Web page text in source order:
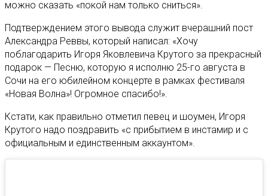
можно сказать «покой нам только сниться».
Подтверждением этого вывода служит вчерашний пост
Александра Реввы, который написал: «Хочу
поблагодарить Игоря Яковлевича Крутого за прекрасный
подарок — Песню, которую я исполню 25-го августа в
Сочи на его юбилейном концерте в рамках фестиваля
«Новая Волна»! Огромное спасибо!».
Кстати, как правильно отметил певец и шоумен, Игоря
Крутого надо поздравить «с прибытием в инстамир и с
официальным и единственным аккаунтом».